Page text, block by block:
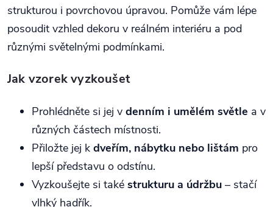
strukturou i povrchovou úpravou. Pomůže vám lépe
posoudit vzhled dekoru v reálném interiéru a pod
různými světelnými podmínkami.
Jak vzorek vyzkoušet
Prohlédněte si jej v denním i umělém světle a v
různých částech místnosti.
Přiložte jej k dveřím, nábytku nebo lištám pro
lepší představu o odstínu.
Vyzkoušejte si také strukturu a údržbu – stačí
vlhký hadřík.